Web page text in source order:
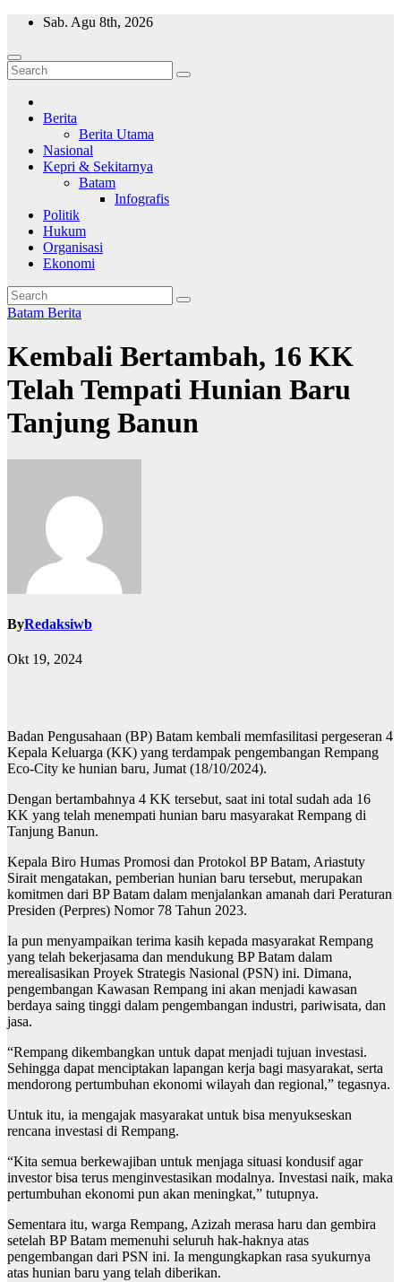
Skip
content
Sab. Agu 8th, 2026
Wajah Batam
CCTV nya kota Batam
Berita
Berita Utama
Nasional
Kepri & Sekitarnya
Batam
Infografis
Politik
Hukum
Organisasi
Ekonomi
Batam Berita
Kembali Bertambah, 16 KK
Telah Tempati Hunian Baru
Tanjung Banun
ByRedaksiwb
Okt 19, 2024
Badan Pengusahaan (BP) Batam kembali memfasilitasi pergeseran 4
Kepala Keluarga (KK) yang terdampak pengembangan Rempang
Eco-City ke hunian baru, Jumat (18/10/2024).
Dengan bertambahnya 4 KK tersebut, saat ini total sudah ada 16
KK yang telah menempati hunian baru masyarakat Rempang di
Tanjung Banun.
Kepala Biro Humas Promosi dan Protokol BP Batam, Ariastuty
Sirait mengatakan, pemberian hunian baru tersebut, merupakan
komitmen dari BP Batam dalam menjalankan amanah dari Peraturan
Presiden (Perpres) Nomor 78 Tahun 2023.
Ia pun menyampaikan terima kasih kepada masyarakat Rempang
yang telah bekerjasama dan mendukung BP Batam dalam
merealisasikan Proyek Strategis Nasional (PSN) ini. Dimana,
pengembangan Kawasan Rempang ini akan menjadi kawasan
berdaya saing tinggi dalam pengembangan industri, pariwisata, dan
jasa.
“Rempang dikembangkan untuk dapat menjadi tujuan investasi.
Sehingga dapat menciptakan lapangan kerja bagi masyarakat, serta
mendorong pertumbuhan ekonomi wilayah dan regional,” tegasnya.
Untuk itu, ia mengajak masyarakat untuk bisa menyukseskan
rencana investasi di Rempang.
“Kita semua berkewajiban untuk menjaga situasi kondusif agar
investor bisa terus menginvestasikan modalnya. Investasi naik, maka
pertumbuhan ekonomi pun akan meningkat,” tutupnya.
Sementara itu, warga Rempang, Azizah merasa haru dan gembira
setelah BP Batam memenuhi seluruh hak-haknya atas
pengembangan dari PSN ini. Ia mengungkapkan rasa syukurnya
atas hunian baru yang telah diberikan.